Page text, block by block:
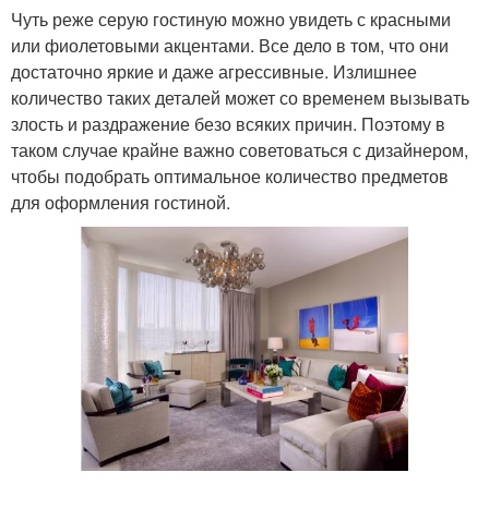
Чуть реже серую гостиную можно увидеть с красными
или фиолетовыми акцентами. Все дело в том, что они
достаточно яркие и даже агрессивные. Излишнее
количество таких деталей может со временем вызывать
злость и раздражение безо всяких причин. Поэтому в
таком случае крайне важно советоваться с дизайнером,
чтобы подобрать оптимальное количество предметов
для оформления гостиной.